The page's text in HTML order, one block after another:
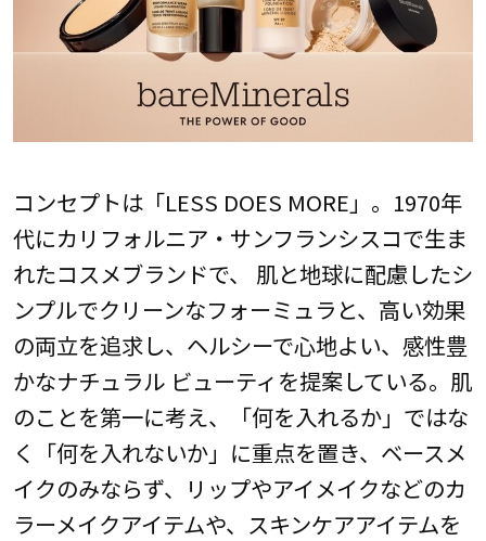
コンセプトは「LESS DOES MORE」。1970年
代にカリフォルニア・サンフランシスコで生ま
れたコスメブランドで、 肌と地球に配慮したシ
ンプルでクリーンなフォーミュラと、高い効果
の両立を追求し、ヘルシーで心地よい、感性豊
かなナチュラル ビューティを提案している。肌
のことを第一に考え、「何を入れるか」ではな
く「何を入れないか」に重点を置き、ベースメ
イクのみならず、リップやアイメイクなどのカ
ラーメイクアイテムや、スキンケアアイテムを